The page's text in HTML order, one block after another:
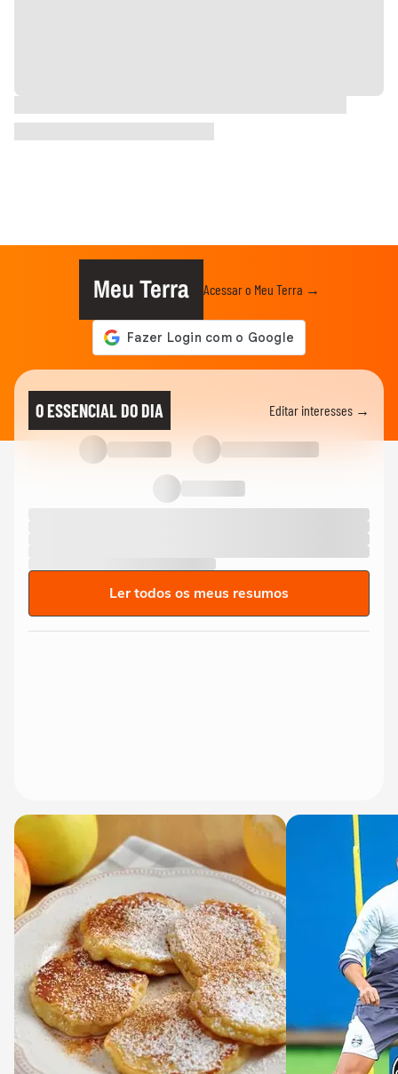
Meu Terra Acessar o Meu Terra →
O ESSENCIAL DO DIA Editar interesses →
Ler todos os meus resumos